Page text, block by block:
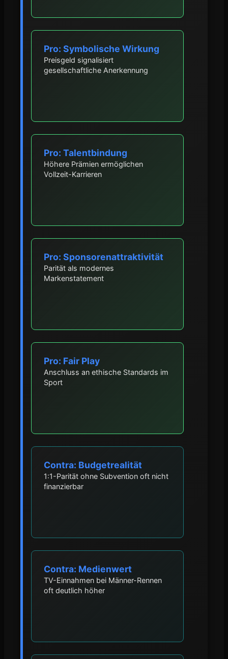
Pro: Symbolische Wirkung
Preisgeld signalisiert
gesellschaftliche Anerkennung
Pro: Talentbindung
Höhere Prämien ermöglichen
Vollzeit-Karrieren
Pro: Sponsorenattraktivität
Parität als modernes
Markenstatement
Pro: Fair Play
Anschluss an ethische Standards im
Sport
Contra: Budgetrealität
1:1-Parität ohne Subvention oft nicht
finanzierbar
Contra: Medienwert
TV-Einnahmen bei Männer-Rennen
oft deutlich höher